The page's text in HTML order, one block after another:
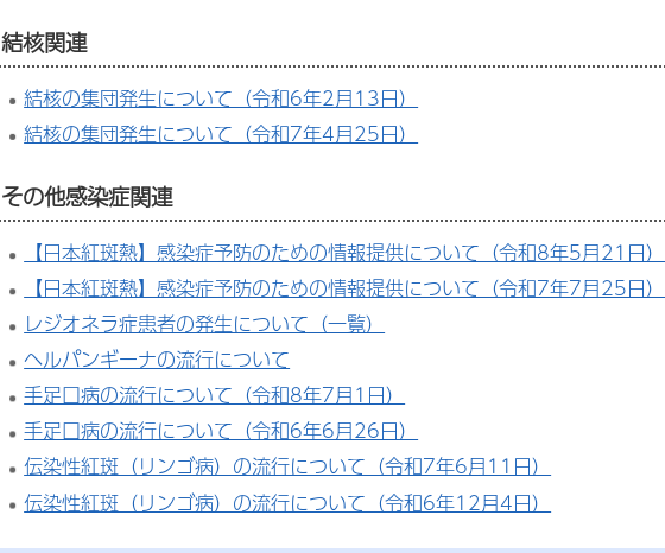
結核関連
結核の集団発生について（令和6年2月13日）
結核の集団発生について（令和7年4月25日）
その他感染症関連
【日本紅斑熱】感染症予防のための情報提供について（令和8年5月21日）
【日本紅斑熱】感染症予防のための情報提供について（令和7年7月25日）
レジオネラ症患者の発生について（一覧）
ヘルパンギーナの流行について
手足口病の流行について（令和8年7月1日）
手足口病の流行について（令和6年6月26日）
伝染性紅斑（リンゴ病）の流行について（令和7年6月11日）
伝染性紅斑（リンゴ病）の流行について（令和6年12月4日）